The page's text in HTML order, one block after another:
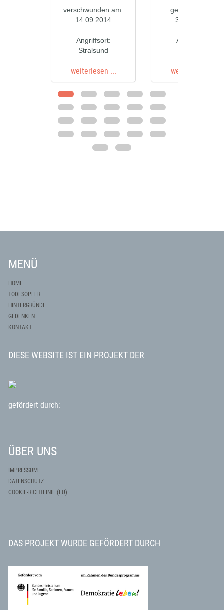
verschwunden am:
14.09.2014
Angriffsort:
Stralsund
weiterlesen ...
gestorben am:
30.09.2012
Angriffsort:
weiterlesen ...
MENÜ
HOME
TODESOPFER
HINTERGRÜNDE
GEDENKEN
KONTAKT
DIESE WEBSITE IST EIN PROJEKT DER
gefördert durch:
ÜBER UNS
IMPRESSUM
DATENSCHUTZ
COOKIE-RICHTLINIE (EU)
DAS PROJEKT WURDE GEFÖRDERT DURCH